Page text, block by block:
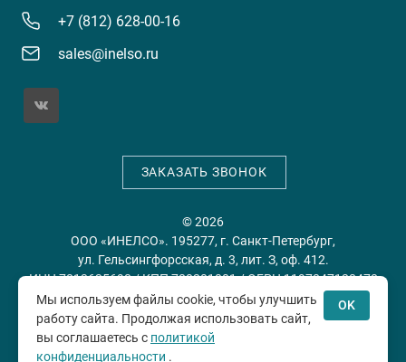
+7 (812) 628-00-16
sales@inelso.ru
ЗАКАЗАТЬ ЗВОНОК
© 2026
ООО «ИНЕЛСО». 195277, г. Санкт-Петербург,
ул. Гельсингфорсская, д. 3, лит. З, оф. 412.
ИНН 7813635698 / КПП 780201001 / ОГРН 1197847128478
Политика конфиденциальности
соглашение
Мы используем файлы cookie, чтобы улучшить
работу сайта. Продолжая использовать сайт,
вы соглашаетесь с политикой
конфиденциальности .
OK